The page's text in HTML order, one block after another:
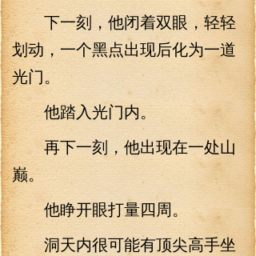
下一刻，他闭着双眼，轻轻
划动，一个黑点出现后化为一道
光门。
他踏入光门内。
再下一刻，他出现在一处山
巅。
他睁开眼打量四周。
洞天内很可能有顶尖高手坐